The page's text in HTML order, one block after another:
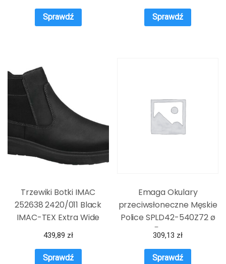
Sprawdź Sprawdź
Trzewiki Botki IMAC
252638 2420/011 Black
IMAC-TEX Extra Wide
Czarne
439,89 zł
Sprawdź
Emaga Okulary
przeciwsłoneczne Męskie
Police SPLD42-540Z72 ø
54 mm
309,13 zł
Sprawdź